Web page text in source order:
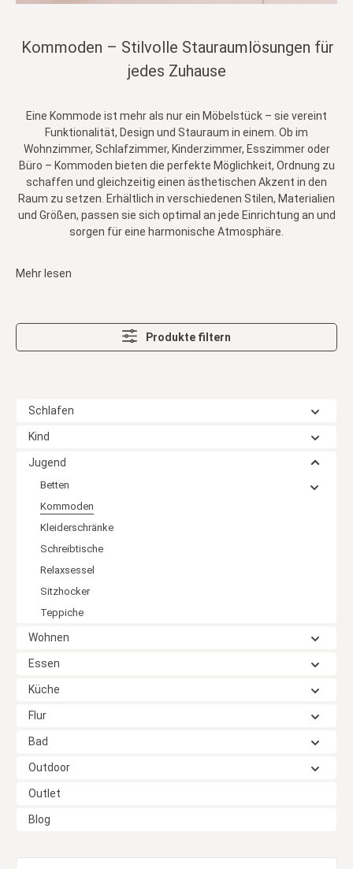
Kommoden – Stilvolle Stauraumlösungen für
jedes Zuhause
Eine Kommode ist mehr als nur ein Möbelstück – sie vereint
Funktionalität, Design und Stauraum in einem. Ob im
Wohnzimmer, Schlafzimmer, Kinderzimmer, Esszimmer oder
Büro – Kommoden bieten die perfekte Möglichkeit, Ordnung zu
schaffen und gleichzeitig einen ästhetischen Akzent in den
Raum zu setzen. Erhältlich in verschiedenen Stilen, Materialien
und Größen, passen sie sich optimal an jede Einrichtung an und
sorgen für eine harmonische Atmosphäre.
Mehr lesen
Produkte filtern
Schlafen
Kind
Jugend
Betten
Kommoden
Kleiderschränke
Schreibtische
Relaxsessel
Sitzhocker
Teppiche
Wohnen
Essen
Küche
Flur
Bad
Outdoor
Outlet
Blog